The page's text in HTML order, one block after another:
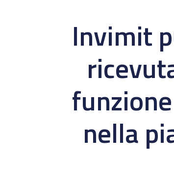
Invimit
nella